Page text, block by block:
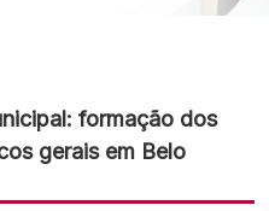
formação dos
gerais em Belo